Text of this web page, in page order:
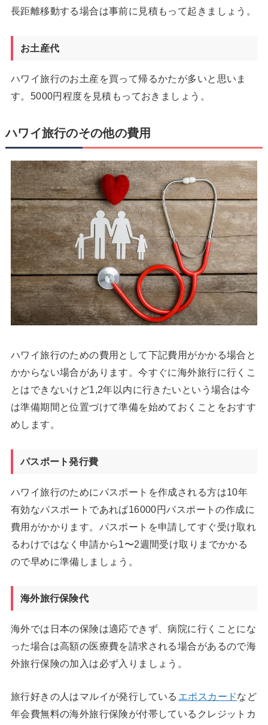
長距離移動する場合は事前に見積もって起きましょう。
お土産代
ハワイ旅行のお土産を買って帰るかたが多いと思いま
す。5000円程度を見積もっておきましょう。
ハワイ旅行のその他の費用
ハワイ旅行のための費用として下記費用がかかる場合と
かからない場合があります。今すぐに海外旅行に行くこ
とはできないけど1,2年以内に行きたいという場合は今
は準備期間と位置づけて準備を始めておくことをおすす
めします。
パスポート発行費
ハワイ旅行のためにパスポートを作成される方は10年
有効なパスポートであれば16000円パスポートの作成に
費用がかかります。パスポートを申請してすぐ受け取れ
るわけではなく申請から1〜2週間受け取りまでかかる
ので早めに準備しましょう。
海外旅行保険代
海外では日本の保険は適応できず、病院に行くことにな
った場合は高額の医療費を請求される場合があるので海
外旅行保険の加入は必ず入りましょう。
旅行好きの人はマルイが発行している エポスカードなど
年会費無料の海外旅行保険が付帯しているクレジットカ